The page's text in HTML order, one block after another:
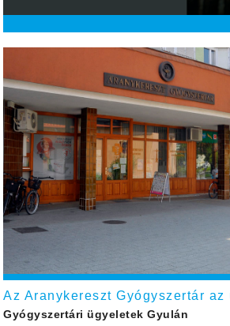
Az Aranykereszt Gyógyszertár
Gyógyszertári ügyeletek Gyulán